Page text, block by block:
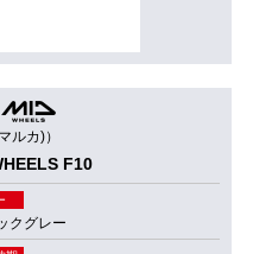
ルカ)）
F10
クグレー